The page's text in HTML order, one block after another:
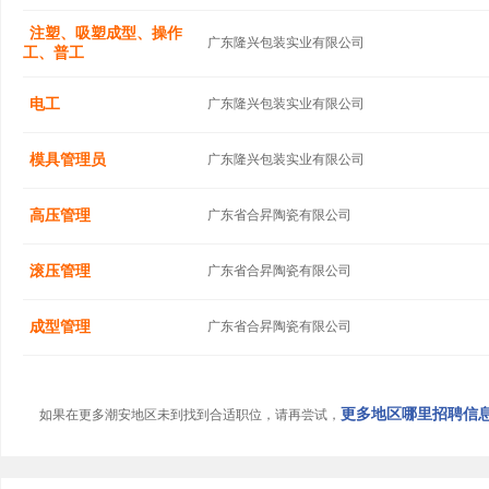
注塑、吸塑成型、操作
工、普工
广东隆兴包装实业有限公司
电工 广东隆兴包装实业有限公司
模具管理员 广东隆兴包装实业有限公司
高压管理 广东省合昇陶瓷有限公司
滚压管理 广东省合昇陶瓷有限公司
成型管理 广东省合昇陶瓷有限公司
如果在更多潮安地区未到找到合适职位，请再尝试， 更多地区哪里招聘信